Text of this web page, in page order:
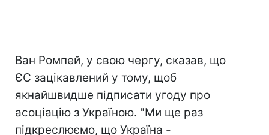
Ван Ромпей, у свою чергу, сказав, що
ЄС зацікавлений у тому, щоб
якнайшвидше підписати угоду про
асоціацію з Україною. "Ми ще раз
підкреслюємо, що Україна -